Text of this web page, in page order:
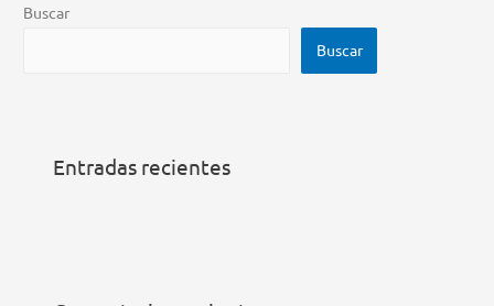
Buscar
Buscar
Entradas recientes